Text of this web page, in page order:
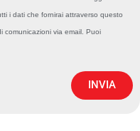
i dati che fornirai attraverso questo
comunicazioni via email. Puoi
INVIA